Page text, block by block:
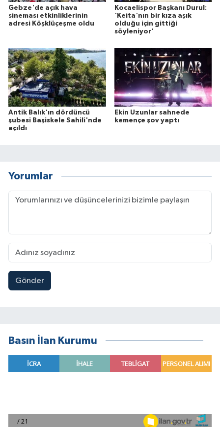
Gebze'de açık hava
sineması etkinliklerinin
adresi Köşklüçeşme oldu
Kocaelispor Başkanı Durul:
'Keita'nın bir kıza aşık
olduğu için gittiği
söyleniyor'
Antik Balık'ın dördüncü
şubesi Başiskele Sahili'nde
açıldı
Ekin Uzunlar sahnede
kemençe şov yaptı
Yorumlar
Gönder
Basın İlan Kurumu